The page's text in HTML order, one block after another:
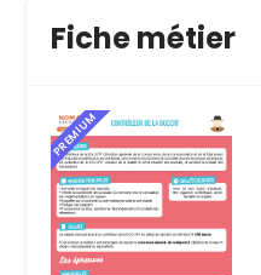
Fiche métier
PREMIUM